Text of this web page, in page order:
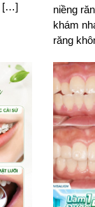
[…]
niềng
khám
răng